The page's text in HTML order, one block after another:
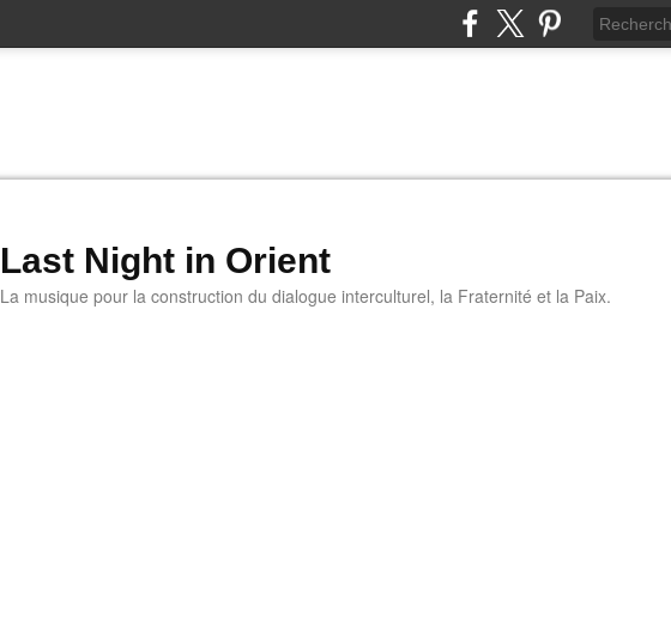
Last Night in Orient
La musique pour la construction du dialogue interculturel, la Fraternité et la Paix.